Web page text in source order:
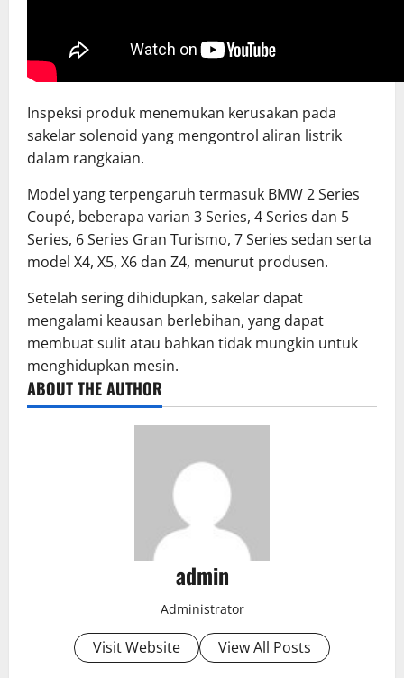
Inspeksi produk menemukan kerusakan pada
sakelar solenoid yang mengontrol aliran listrik
dalam rangkaian.
Model yang terpengaruh termasuk BMW 2 Series
Coupé, beberapa varian 3 Series, 4 Series dan 5
Series, 6 Series Gran Turismo, 7 Series sedan serta
model X4, X5, X6 dan Z4, menurut produsen.
Setelah sering dihidupkan, sakelar dapat
mengalami keausan berlebihan, yang dapat
membuat sulit atau bahkan tidak mungkin untuk
menghidupkan mesin.
ABOUT THE AUTHOR
admin
Administrator
Visit Website View All Posts